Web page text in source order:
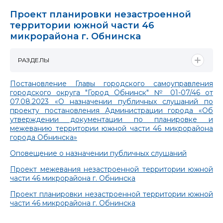
Проект планировки незастроенной
территории южной части 46
микрорайона г. Обнинска
Постановление Главы городского самоуправления
городского округа "Город Обнинск" № 01-07/46 от
07.08.2023 «О назначении публичных слушаний по
проекту постановления Администрации города «Об
утверждении документации по планировке и
межеванию территории южной части 46 микрорайона
города Обнинска»
Оповещение о назначении публичных слушаний
Проект межевания незастроенной территории южной
части 46 микрорайона г. Обнинска
Проект планировки незастроенной территории южной
части 46 микрорайона г. Обнинска
РАЗДЕЛЫ